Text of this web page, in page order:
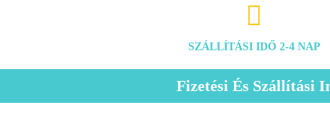

SZÁLLÍTÁSI IDŐ 2-4 NAP
Fizetési És Szállítási